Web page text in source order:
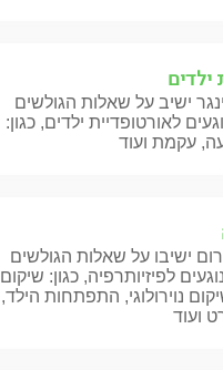
ילדים
ישיב על שאלות הגולשים
לאורטופדיית ילדים, כגון:
עקמת ועוד
ישיבו על שאלות הגולשים
לפיזיותרפיה, כגון: שיקום
נוירולוגי, התפתחות הילד,
ועוד